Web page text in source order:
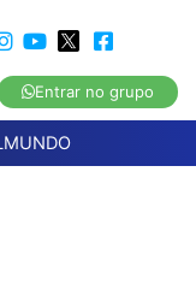
Entrar no grupo
MUNDO